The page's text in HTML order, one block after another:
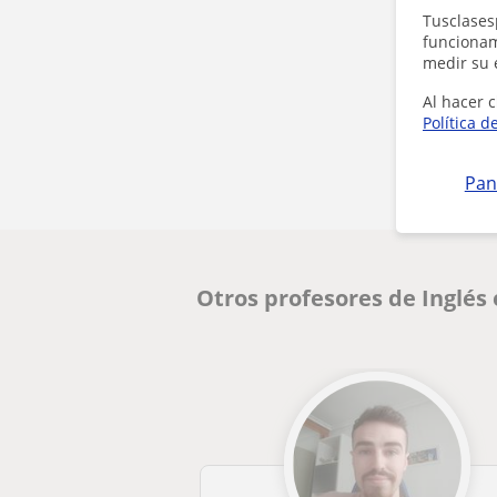
medir su
Al hacer
Política
Otros profesores de